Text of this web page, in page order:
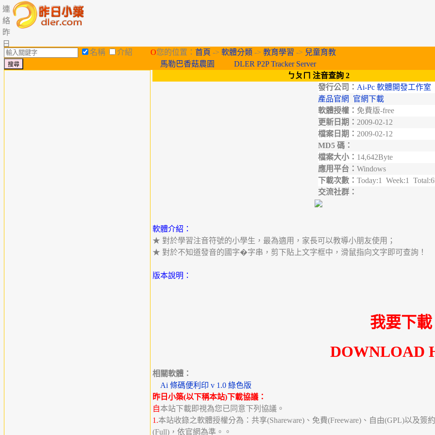
連
絡
昨
日
名稱
介紹 O您的位置： 首頁 -> 軟體分類 -> 教育學習 -> 兒童育教
馬勒巴香菇農園
DLER P2P Tracker Server
ㄅㄆㄇ 注音查詢 2
發行公司： Ai-Pc 軟體開發工作室
產品官網
官網下載
軟體授權： 免費版-free
更新日期： 2009-02-12
檔案日期： 2009-02-12
MD5 碼：
檔案大小： 14,642Byte
應用平台： Windows
下載次數： Today:1 Week:1
交流社群：
軟體介紹：
★ 對於學習注音符號的小學生，最為適用，家長可以教導小朋友使用；
★ 對於不知道發音的國字�字串，剪下貼上文字框中，滑鼠指向文字即可查詢！
版本說明：
我要下載
DOWNLOAD
相關軟體：
Ai 條碼便利印 v 1.0 綠色版
昨日小築(以下稱本站)下載協議：
自本站下載即視為您已同意下列協議。
1.本站收錄之軟體授權分為：共享(Shareware)、免費(Freeware)、自由(GPL)以及簽
(Full)，依官網為準。。